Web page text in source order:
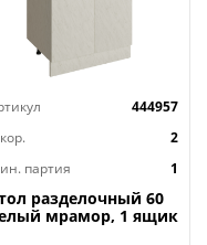
оставляя
444957
2
партия
1
разделочный 60
мрамор, 1 ящик